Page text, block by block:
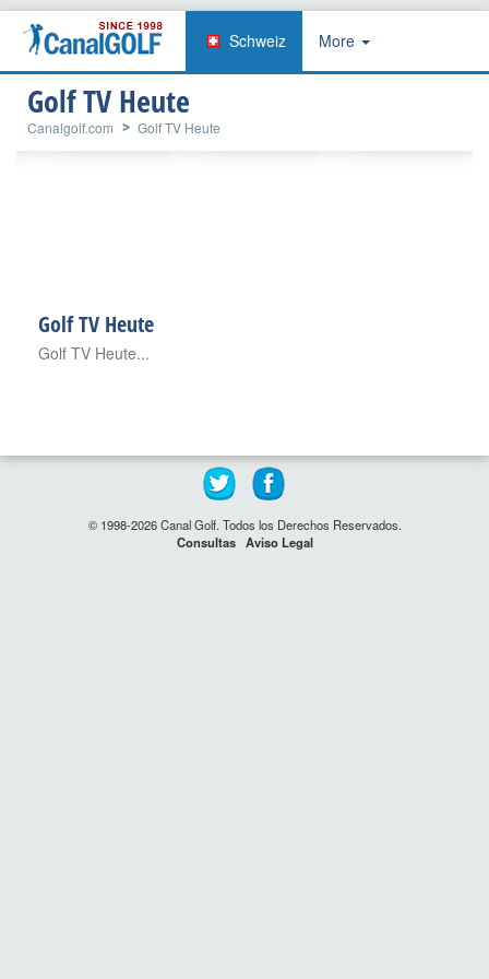
Schweiz More
Golf TV Heute
Canalgolf.com Golf TV Heute
Golf TV Heute
Golf TV Heute...
© 1998-2026 Canal Golf. Todos los Derechos Reservados.
Consultas Aviso Legal